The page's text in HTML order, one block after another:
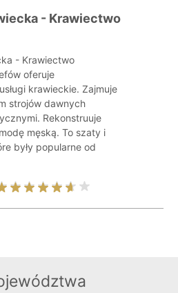
- Krawiectwo
- Krawiectwo
oferuje
krawieckie. Zajmuje
strojów dawnych
Rekonstruuje
męską. To szaty i
były popularne od